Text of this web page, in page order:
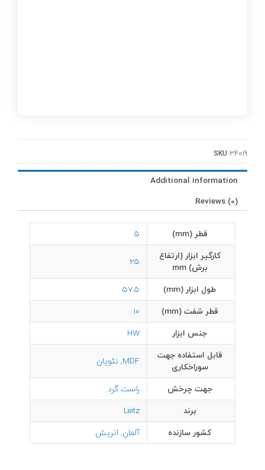
SKU 34019
Additional information
Reviews (0)
قطر (mm)
5
کارگیر ابزار (ارتفاع
برش) mm
25
طول ابزار (mm)
57.5
قطر شفت (mm)
10
جنس ابزار
HW
قابل استفاده جهت
سوراخکاری
MDF
, نئوپان
جهت چرخش
راست گرد
برند
Leitz
کشور سازنده
آلمان, اتریش